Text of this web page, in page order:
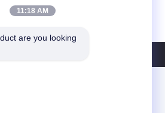
All Rights Reserved.
11:18 AM
are you looking